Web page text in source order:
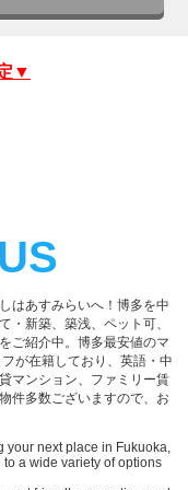
▼
はあすみらいへ！博多を中
・新築、築浅、ペット可、
ご紹介中。博多最安値のマ
が在籍しており、英語・中
マンション、ファミリー賃
件多数ございますので、お
your next place in Fukuoka,
a wide variety of options